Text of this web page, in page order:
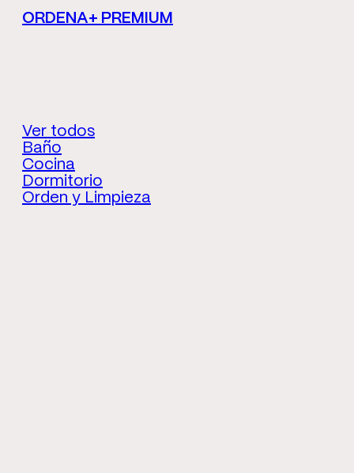
ORDENA+ PREMIUM
Ver todos
Baño
Cocina
Dormitorio
Orden y Limpieza